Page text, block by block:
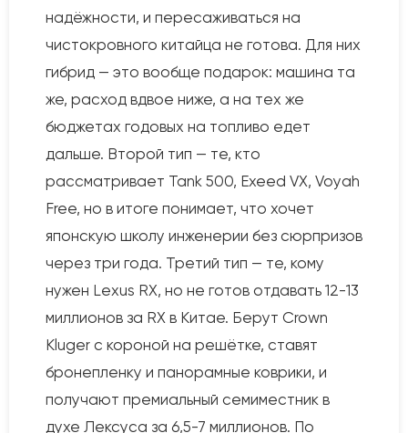
надёжности, и пересаживаться на
чистокровного китайца не готова. Для них
гибрид — это вообще подарок: машина та
же, расход вдвое ниже, а на тех же
бюджетах годовых на топливо едет
дальше. Второй тип — те, кто
рассматривает Tank 500, Exeed VX, Voyah
Free, но в итоге понимает, что хочет
японскую школу инженерии без сюрпризов
через три года. Третий тип — те, кому
нужен Lexus RX, но не готов отдавать 12-13
миллионов за RX в Китае. Берут Crown
Kluger с короной на решётке, ставят
бронепленку и панорамные коврики, и
получают премиальный семиместник в
духе Лексуса за 6,5-7 миллионов. По